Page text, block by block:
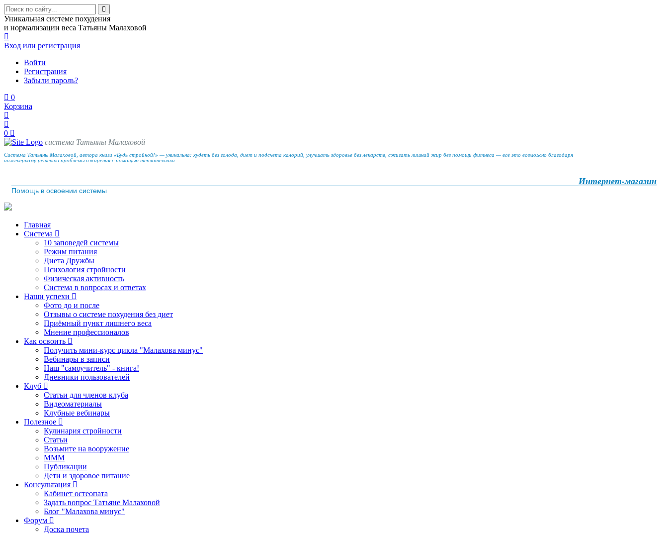
Уникальная системе похудения
и нормализации веса Татьяны Малаховой
Вход или регистрация
Войти
Регистрация
Забыли пароль?
0
Корзина
0
система Татьяны Малаховой
Система Татьяны Малаховой, автора книги «Будь стройной!» — уникальна: худеть без голода, диет и подсчета калорий, улучшать здоровье без лекарств, сжигать лишний жир без помощи фитнеса — всё это возможно благодаря
инженерному решению проблемы ожирения с помощью теплотехники.
Интернет-магазин
Помощь в освоении системы
Главная
Система
10 заповедей системы
Режим питания
Диета Дружбы
Психология стройности
Физическая активность
Система в вопросах и ответах
Наши успехи
Фото до и после
Отзывы о системе похудения без диет
Приёмный пункт лишнего веса
Мнение профессионалов
Как освоить
Получить мини-курс цикла "Малахова минус"
Вебинары в записи
Наш "самоучитель" - книга!
Дневники пользователей
Клуб
Статьи для членов клуба
Видеоматериалы
Клубные вебинары
Полезное
Кулинария стройности
Статьи
Возьмите на вооружение
МММ
Публикации
Дети и здоровое питание
Консультация
Кабинет остеопата
Задать вопрос Татьяне Малаховой
Блог "Малахова минус"
Форум
Доска почета